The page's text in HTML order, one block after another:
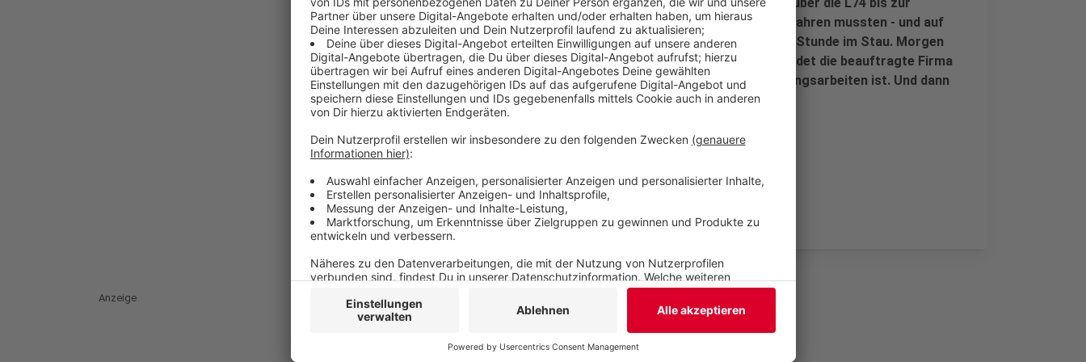
Kohlfurth und dann durch Cronenberg Richtung Hahnerberg fahren mussten - und auf
der Strecke standen sie gestern Nachmittag über eine halbe Stunde im Stau. Morgen
(20.05.26) und eventuell auch in den nächsten Tagen entscheidet die beauftragte Firma
wieder spontan, ob die Fahrbahn trocken genug für Markierungsarbeiten ist. Und dann
könnte auch die andere Richtung betroffen sein.
Anzeige
Anzeige